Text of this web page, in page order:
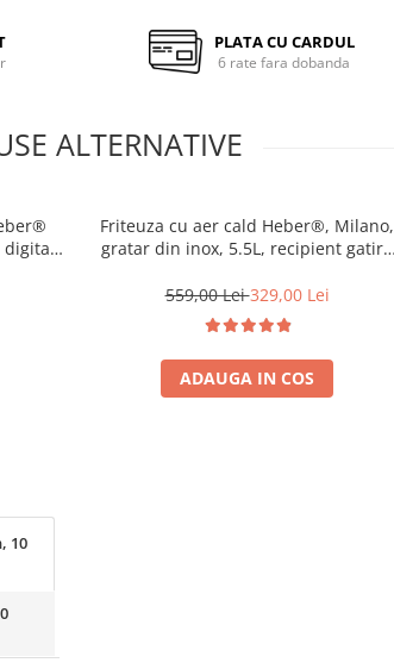
PLATA CU CARDUL
6 rate fara dobanda
ALTERNATIVE
digital,
Friteuza cu aer cald Heber®, Milano,
gratar din inox, 5.5L, recipient gatire
1200W, Air fryer Gama 2025
559,00 Lei329,00 Lei
ADAUGA IN COS
10